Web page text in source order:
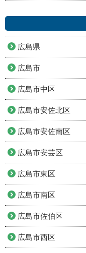
広島県
広島市
広島市中区
広島市安佐北区
広島市安佐南区
広島市安芸区
広島市東区
広島市南区
広島市佐伯区
広島市西区